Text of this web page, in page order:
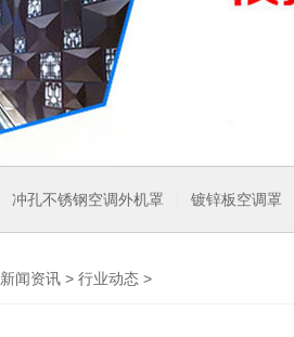
冲孔不锈钢空调外机罩 镀锌板空调罩
新闻资讯 > 行业动态 >